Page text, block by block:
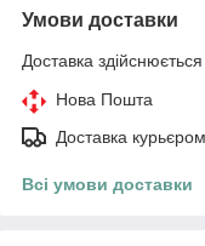
Умови доставки
Доставка
Нова Пошта
Доставка
Всі умови доставки